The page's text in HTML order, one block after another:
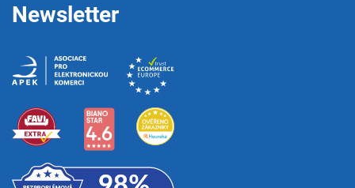
Newsletter